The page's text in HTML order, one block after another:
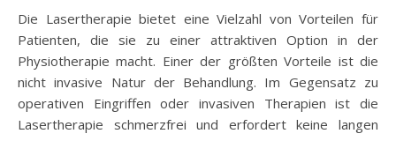
Die Lasertherapie bietet eine Vielzahl von Vorteilen für
Patienten, die sie zu einer attraktiven Option in der
Physiotherapie macht. Einer der größten Vorteile ist die
nicht invasive Natur der Behandlung. Im Gegensatz zu
operativen Eingriffen oder invasiven Therapien ist die
Lasertherapie schmerzfrei und erfordert keine langen